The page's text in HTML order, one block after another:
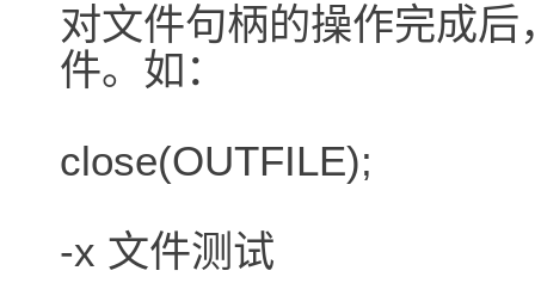
对文件句柄的操作完成
件。如：
close(OUTFILE);
-x 文件测试